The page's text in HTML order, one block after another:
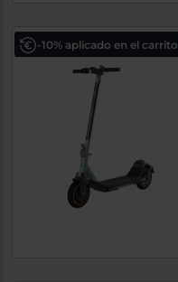
-10% aplicado en el carrito